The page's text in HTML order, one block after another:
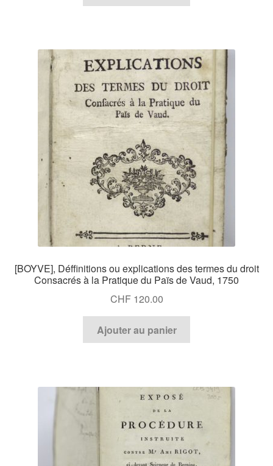
[BOYVE], Déffinitions ou explications des termes du droit
Consacrés à la Pratique du Païs de Vaud, 1750
CHF120.00
Ajouter au panier